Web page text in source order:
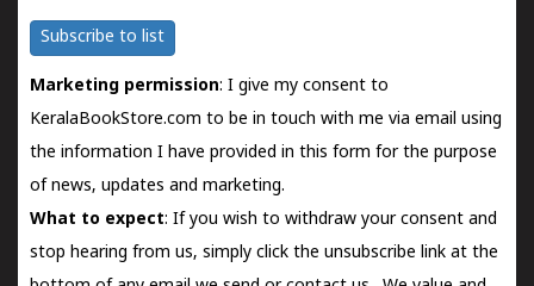
Subscribe to list
Marketing permission: I give my consent to
KeralaBookStore.com to be in touch with me via email using
the information I have provided in this form for the purpose
of news, updates and marketing.
What to expect: If you wish to withdraw your consent and
stop hearing from us, simply click the unsubscribe link at the